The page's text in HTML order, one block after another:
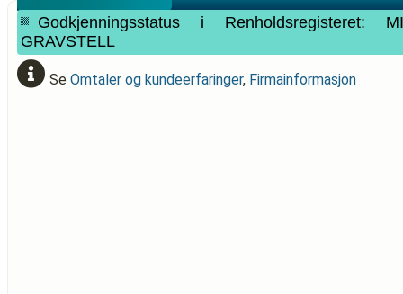
Godkjenningsstatus i Renholdsregisteret:
GRAVSTELL
Se Omtaler og kundeerfaringer, Firmainformasjon